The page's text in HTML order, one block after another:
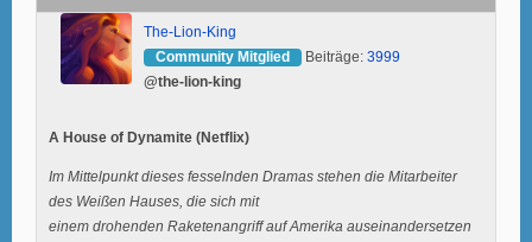
The-Lion-King
Community Mitglied
Beiträge: 3999
@the-lion-king
A House of Dynamite (Netflix)
Im Mittelpunkt dieses fesselnden Dramas stehen die Mitarbeiter
des Weißen Hauses, die sich mit
einem drohenden Raketenangriff auf Amerika auseinandersetzen